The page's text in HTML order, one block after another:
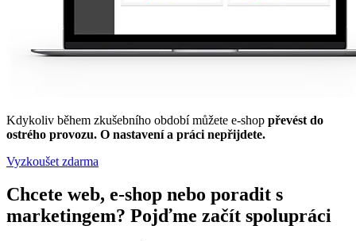
Kdykoliv během zkušebního období můžete e-shop převést do
ostrého provozu. O nastavení a práci nepřijdete.
Vyzkoušet zdarma
Chcete web, e-shop nebo poradit s
marketingem? Pojďme začít spolupráci